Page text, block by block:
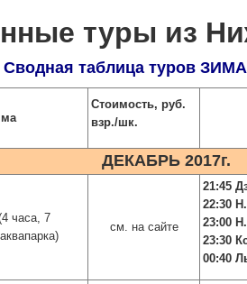
туры из
Сводная таблица туров ЗИМА
Стоимость, руб.
взр./шк.
ДЕКАБРЬ 2017г.
часа, 7
см. на сайте
21:45
22:30
23:00
23:30
00:40